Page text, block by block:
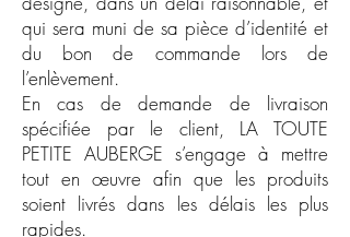
qui sera muni de sa pièce d’identité et
du bon de commande lors de
l’enlèvement.
En cas de demande de livraison
spécifiée par le client, LA TOUTE
PETITE AUBERGE s’engage à mettre
tout en œuvre afin que les produits
soient livrés dans les délais les plus
rapides.